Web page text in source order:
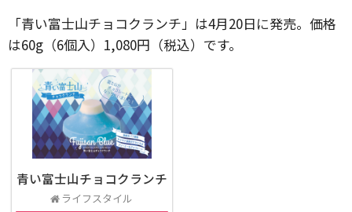
「青い富士山チョコクランチ」は4月20日に発売。価格
は60g（6個入）1,080円（税込）です。
青い富士山チョコクランチ
ライフスタイル